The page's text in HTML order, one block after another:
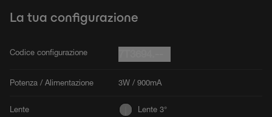
La tua configurazione
Codice configurazione
Potenza / Alimentazione 3W / 900mA
Lente Lente 3°